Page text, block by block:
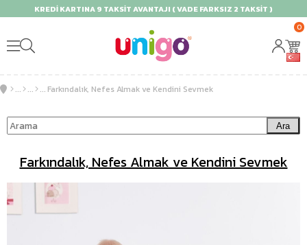
KREDİ KARTINA 9 TAKSİT AVANTAJI ( VADE FARKSIZ 2 TAKSİT )
0
Farkındalık, Nefes Almak ve Kendini Sevmek
Ara
Farkındalık, Nefes Almak ve Kendini Sevmek